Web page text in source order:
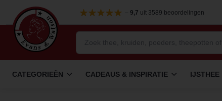
– 9,7 uit 3589 beoordelingen
CATEGORIEËN CADEAUS & INSPIRATIE IJSTHEE